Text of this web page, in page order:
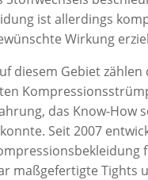
ist allerdings
Wirkung
diesem Gebiet zählen
das Know-
Seit 2007
maßgefertigte Tights